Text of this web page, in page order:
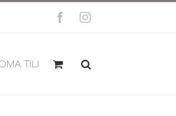
FacebookInstagram
OMA TILI